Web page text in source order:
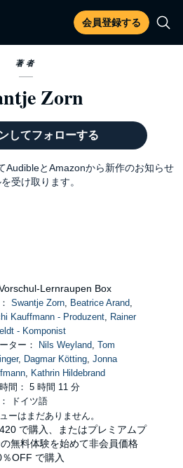
会員登録する
著者
Zorn
してフォローする
AudibleとAmazonから新作のお知らせ
受け取ります。
Lernraupen Box
Swantje Zorn, Beatrice Arand,
Kauffmann - Produzent, Rainer
- Komponist
ター：
Nils Weyland, Tom
, Dagmar Kötting, Jonna
, Kathrin Hildebrand
間： 5 時間 11 分
ドイツ語
ーはまだありません。
で購入、またはプレミアムプ
無料体験を始めて非会員価格
OFF で購入